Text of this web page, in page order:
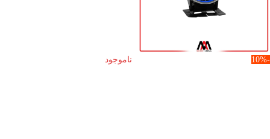
-10% ناموجود